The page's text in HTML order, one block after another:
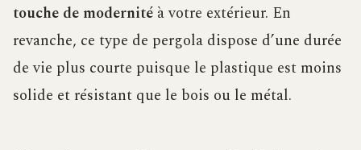
touche de modernité à votre extérieur. En
revanche, ce type de pergola dispose d’une durée
de vie plus courte puisque le plastique est moins
solide et résistant que le bois ou le métal.